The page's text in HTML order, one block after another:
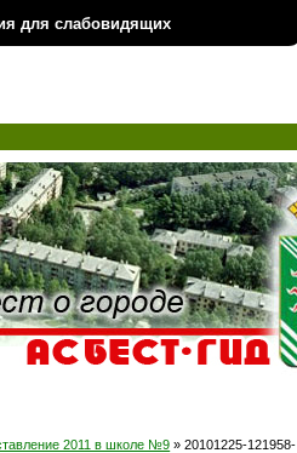
для слабовидящих
2011 в школе №9 » 20101225-121958-